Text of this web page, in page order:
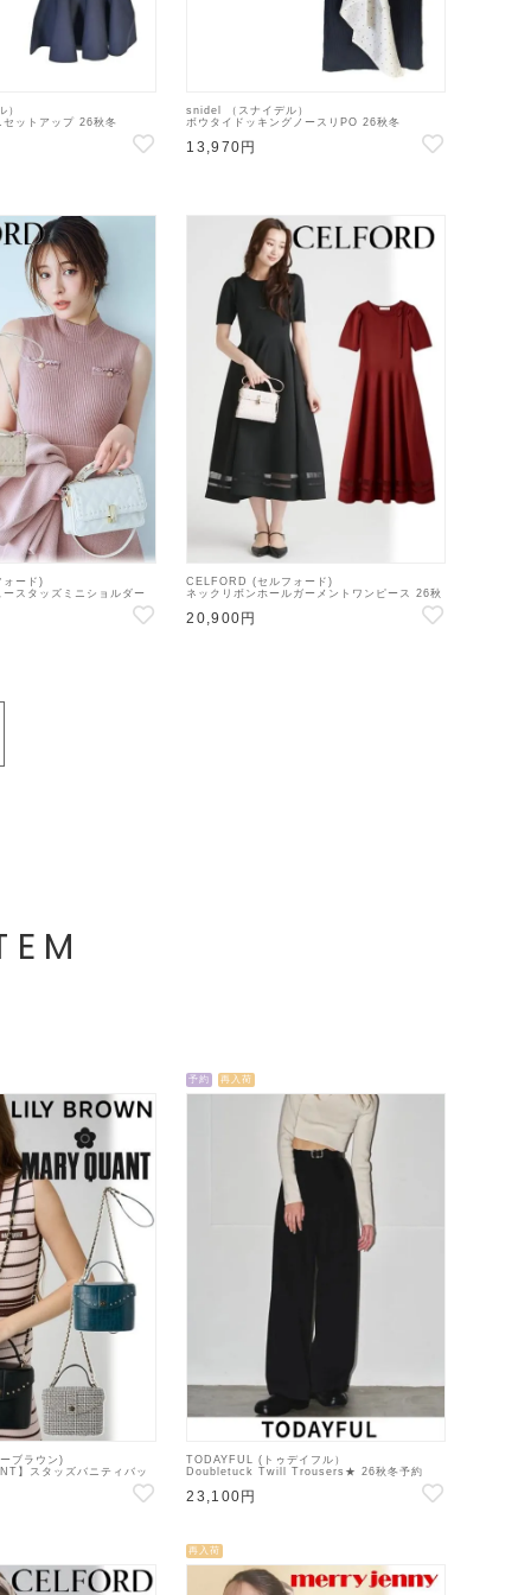
）
セットアップ 26秋冬
snidel （スナイデル）
ボウタイドッキングノースリPO 26秋冬
【SWNT264167】タンクトップ・ノースリーブ
トップス
13,970円
ード)
スタッズミニショルダー
】ハンド・ショルダー
CELFORD (セルフォード)
ネックリボンホールガーメントワンピース 26秋
20,900円
ブラウン)
】スタッズバニティバッ
】ハンド・ショ
予約 再入荷
TODAYFUL (トゥデイフル）
Doubletuck Twill Trousers★ 26秋冬予約
【12310722 12620714 】パンツ 入荷時期：8
月中旬~
23,100円
再入荷